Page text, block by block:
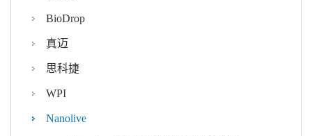
BioDrop
真迈
思科捷
WPI
Nanolive